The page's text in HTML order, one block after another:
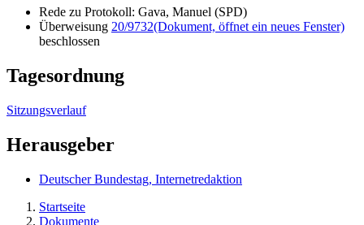
Rede zu Protokoll: Gava, Manuel (SPD)
Überweisung 20/9732(Dokument, öffnet ein neues Fenster)
beschlossen
Tagesordnung
Sitzungsverlauf
Herausgeber
Deutscher Bundestag, Internetredaktion
Startseite
Dokumente